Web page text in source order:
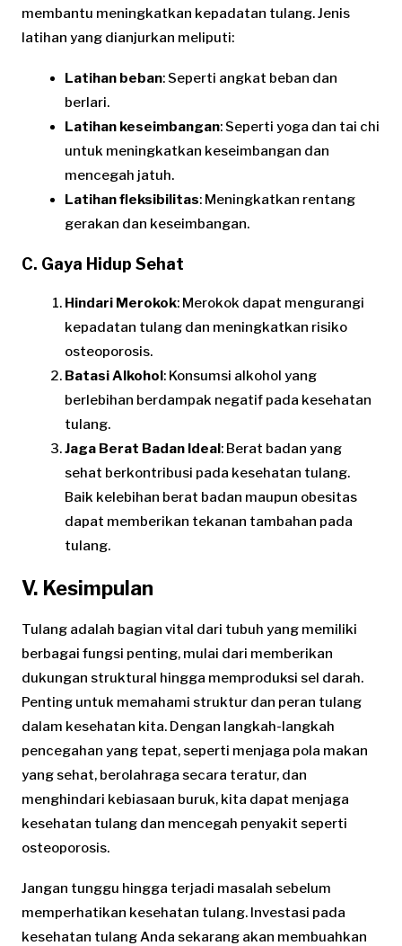
membantu meningkatkan kepadatan tulang. Jenis
latihan yang dianjurkan meliputi:
Latihan beban: Seperti angkat beban dan
berlari.
Latihan keseimbangan: Seperti yoga dan tai chi
untuk meningkatkan keseimbangan dan
mencegah jatuh.
Latihan fleksibilitas: Meningkatkan rentang
gerakan dan keseimbangan.
C. Gaya Hidup Sehat
Hindari Merokok: Merokok dapat mengurangi
kepadatan tulang dan meningkatkan risiko
osteoporosis.
Batasi Alkohol: Konsumsi alkohol yang
berlebihan berdampak negatif pada kesehatan
tulang.
Jaga Berat Badan Ideal: Berat badan yang
sehat berkontribusi pada kesehatan tulang.
Baik kelebihan berat badan maupun obesitas
dapat memberikan tekanan tambahan pada
tulang.
V. Kesimpulan
Tulang adalah bagian vital dari tubuh yang memiliki
berbagai fungsi penting, mulai dari memberikan
dukungan struktural hingga memproduksi sel darah.
Penting untuk memahami struktur dan peran tulang
dalam kesehatan kita. Dengan langkah-langkah
pencegahan yang tepat, seperti menjaga pola makan
yang sehat, berolahraga secara teratur, dan
menghindari kebiasaan buruk, kita dapat menjaga
kesehatan tulang dan mencegah penyakit seperti
osteoporosis.
Jangan tunggu hingga terjadi masalah sebelum
memperhatikan kesehatan tulang. Investasi pada
kesehatan tulang Anda sekarang akan membuahkan